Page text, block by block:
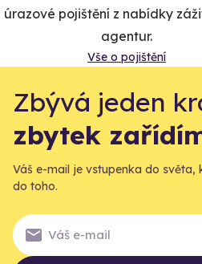
úrazové pojištění z nabídky
agentur.
Vše o pojištění
Zbývá jeden
zbytek
Váš e-mail je vstupenka do světa,
do toho.